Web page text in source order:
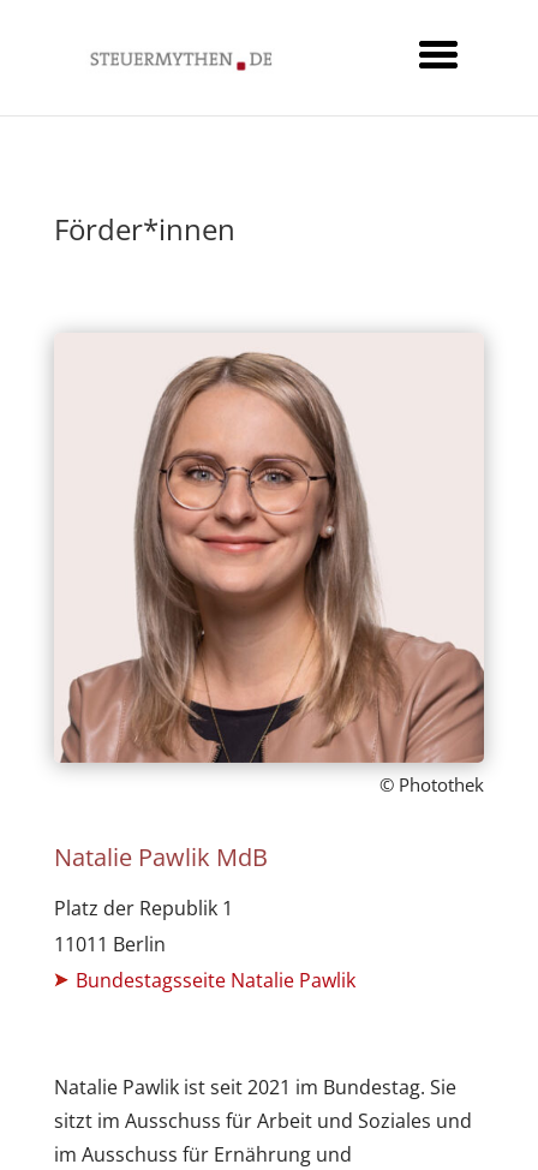
Förder*innen
© Photothek
Natalie Pawlik MdB
Platz der Republik 1
11011 Berlin
Bundestagsseite Natalie Pawlik
Natalie Pawlik ist seit 2021 im Bundestag. Sie
sitzt im Ausschuss für Arbeit und Soziales und
im Ausschuss für Ernährung und